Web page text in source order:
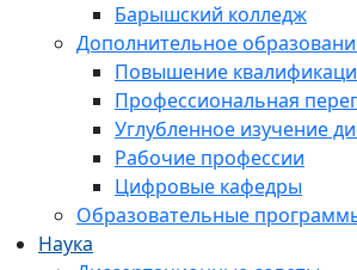
Барышский колледж
Дополнительное
Повышение
Профессиональная
Углубленное изучение
Рабочие профессии
Цифровые кафедры
Образовательные
Наука